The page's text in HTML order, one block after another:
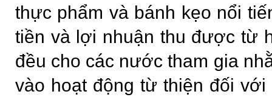
thực phẩm và bánh kẹo nổi
tiền và lợi nhuận thu được từ
đều cho các nước tham gia
vào hoạt động từ thiện đối